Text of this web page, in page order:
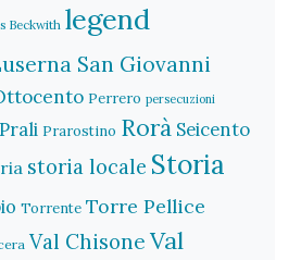
Beckwith legend
San Giovanni
Perrero persecuzioni
Prali Prarostino Rorà Seicento
storia locale Storia
Torrente Torre Pellice
Val Chisone Val